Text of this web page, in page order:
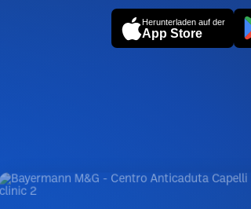
Herunterladen auf der
App Store